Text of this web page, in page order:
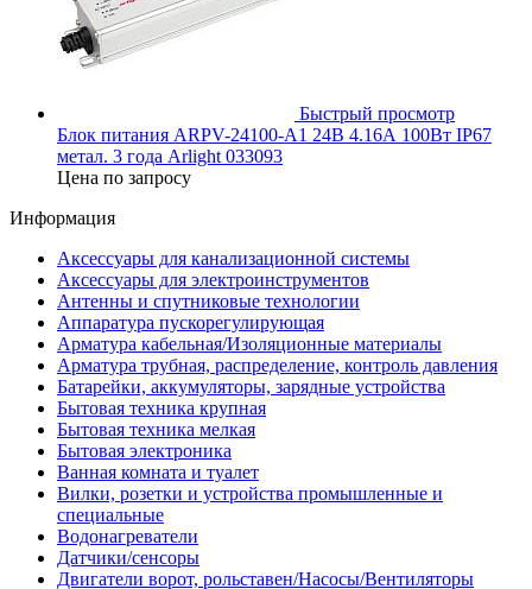
Быстрый просмотр
Блок питания ARPV-24100-A1 24В 4.16А 100Вт IP67
метал. 3 года Arlight 033093
Цена по запросу
Информация
Аксессуары для канализационной системы
Аксессуары для электроинструментов
Антенны и спутниковые технологии
Аппаратура пускорегулирующая
Арматура кабельная/Изоляционные материалы
Арматура трубная, распределение, контроль давления
Батарейки, аккумуляторы, зарядные устройства
Бытовая техника крупная
Бытовая техника мелкая
Бытовая электроника
Ванная комната и туалет
Вилки, розетки и устройства промышленные и
специальные
Водонагреватели
Датчики/сенсоры
Двигатели ворот, рольставен/Насосы/Вентиляторы